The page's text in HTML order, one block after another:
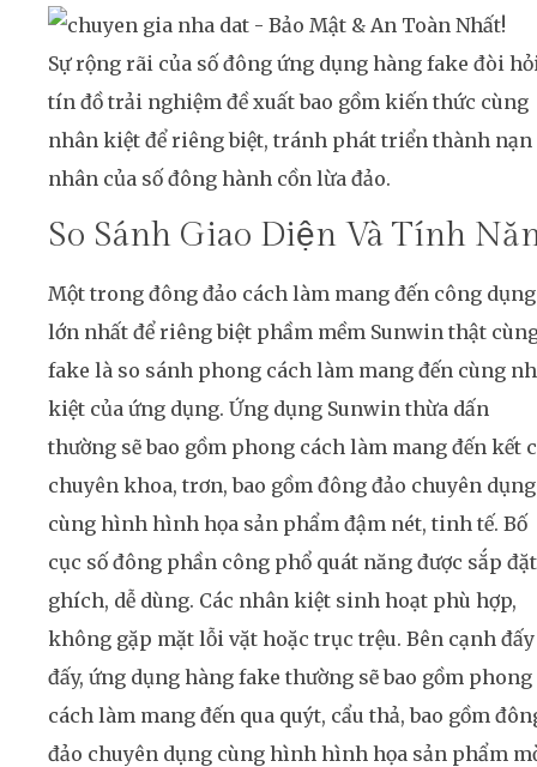
Sự rộng rãi của số đông ứng dụng hàng fake đòi
tín đồ trải nghiệm đề xuất bao gồm kiến thức cùng
nhân kiệt để riêng biệt, tránh phát triển thành nạn
nhân của số đông hành cồn lừa đảo.
So Sánh Giao Diện Và Tính
Một trong đông đảo cách làm mang đến công dụng
lớn nhất để riêng biệt phầm mềm Sunwin thật
fake là so sánh phong cách làm mang đến cùng
kiệt của ứng dụng. Ứng dụng Sunwin thừa dấn
thường sẽ bao gồm phong cách làm mang đến kết
chuyên khoa, trơn, bao gồm đông đảo chuyên dụng
cùng hình hình họa sản phẩm đậm nét, tinh tế. Bố
cục số đông phần công phổ quát năng được sắp
ghích, dễ dùng. Các nhân kiệt sinh hoạt phù hợp,
không gặp mặt lỗi vặt hoặc trục trệu. Bên cạnh đấy
đấy, ứng dụng hàng fake thường sẽ bao gồm phong
cách làm mang đến qua quýt, cẩu thả, bao gồm
đảo chuyên dụng cùng hình hình họa sản phẩm